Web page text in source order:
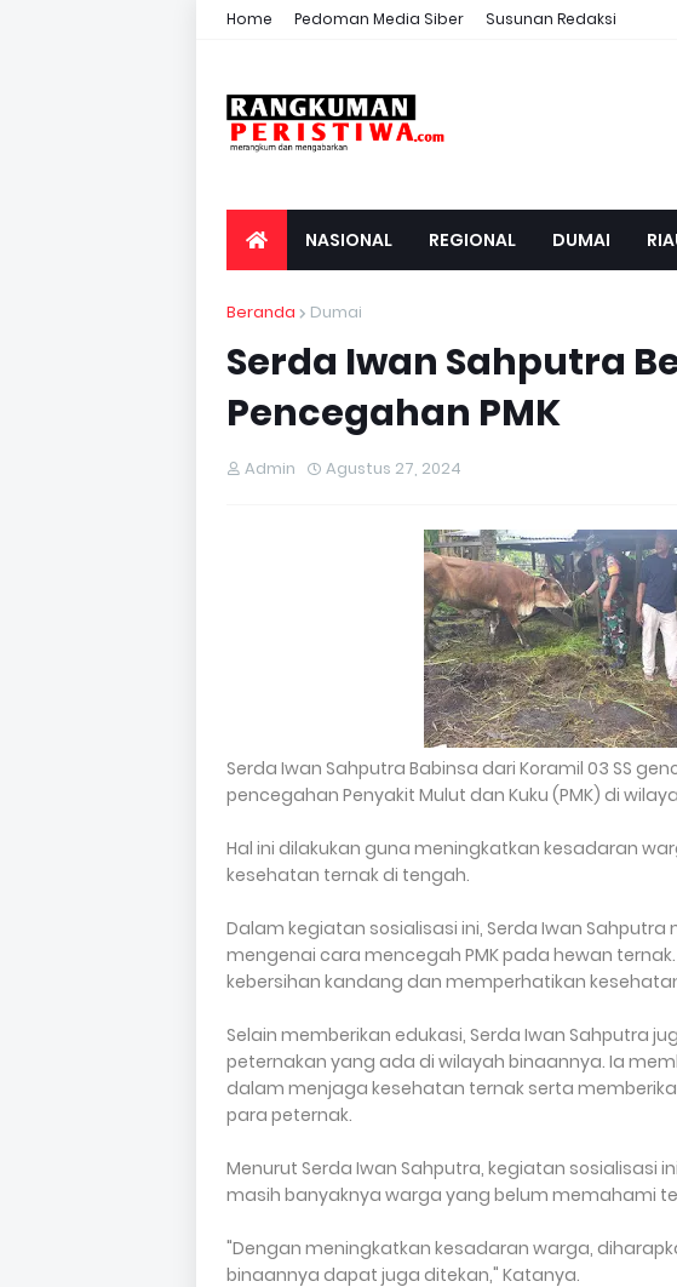
Home Pedoman Media Siber Susunan Redaksi
NASIONAL REGIONAL DUMAI
Beranda Dumai
Serda Iwan Sahputra
Pencegahan PMK
Admin Agustus 27, 2024
Serda Iwan Sahputra Babinsa dari Koramil 03 SS
pencegahan Penyakit Mulut dan Kuku (PMK) di
Hal ini dilakukan guna meningkatkan kesadaran
kesehatan ternak di tengah.
Dalam kegiatan sosialisasi ini, Serda Iwan
mengenai cara mencegah PMK pada hewan
kebersihan kandang dan memperhatikan
Selain memberikan edukasi, Serda Iwan Sahputra
peternakan yang ada di wilayah binaannya. Ia
dalam menjaga kesehatan ternak serta
para peternak.
Menurut Serda Iwan Sahputra, kegiatan sosialisasi
masih banyaknya warga yang belum memahami
"Dengan meningkatkan kesadaran warga,
binaannya dapat juga ditekan," Katanya.